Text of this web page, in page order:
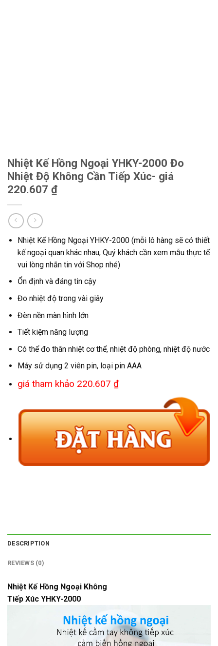
Nhiệt Kế Hồng Ngoại YHKY-2000 Đo
Nhiệt Độ Không Cần Tiếp Xúc- giá
220.607 ₫
Nhiệt Kế Hồng Ngoại YHKY-2000 (mỗi lô hàng sẽ có thiết
kế ngoại quan khác nhau, Quý khách cần xem mẫu thực tế
vui lòng nhắn tin với Shop nhé)
Ổn định và đáng tin cậy
Đo nhiệt độ trong vài giây
Đèn nền màn hình lớn
Tiết kiệm năng lượng
Có thể đo thân nhiệt cơ thể, nhiệt độ phòng, nhiệt độ nước
Máy sử dụng 2 viên pin, loại pin AAA
giá tham khảo 220.607 ₫
DESCRIPTION
REVIEWS (0)
Nhiệt Kế Hồng Ngoại Không
Tiếp Xúc YHKY-2000